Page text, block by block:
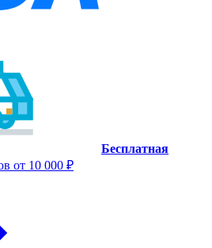
Бесплатная
от 10 000 ₽